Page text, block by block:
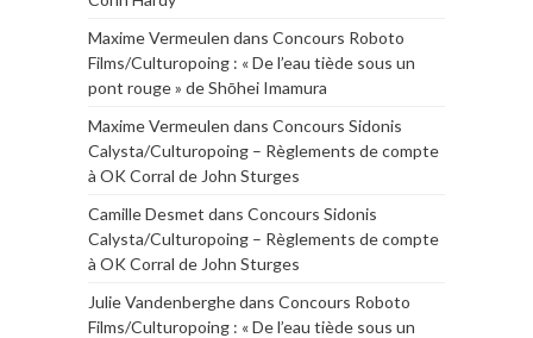
Maxime Vermeulen dans Concours Roboto
Films/Culturopoing : « De l’eau tiède sous un
pont rouge » de Shōhei Imamura
Maxime Vermeulen dans Concours Sidonis
Calysta/Culturopoing – Règlements de compte
à OK Corral de John Sturges
Camille Desmet dans Concours Sidonis
Calysta/Culturopoing – Règlements de compte
à OK Corral de John Sturges
Julie Vandenberghedans Concours Roboto
Films/Culturopoing : « De l’eau tiède sous un